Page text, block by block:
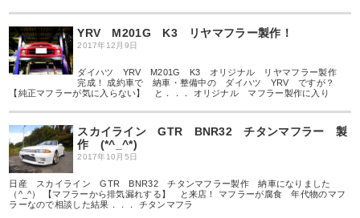
YRV M201G K3 リヤマフラー製作！
2017年12月9日
ダイハツ YRV M201G K3 オリジナル リヤマフラー製作
完成！ 成約車で 納車・整備中の ダイハツ YRV ですが？
【純正マフラーが気に入らない】 と．．． オリジナル マフラー製作に入り
スカイライン GTR BNR32 チタンマフラー 製
作 (*^_^*)
2017年10月5日
日産 スカイライン GTR BNR32 チタンマフラー製作 納車になりました
（^_^） 【マフラーから排気漏れする】 と来店！ マフラーが腐食 年代物のマフ
ラーなので相談した結果．．． チタンマフラ